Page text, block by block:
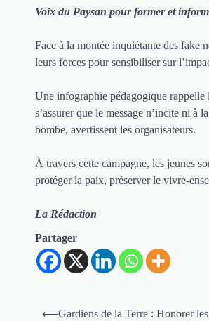
Voix du Paysan pour former et
Face à la montée inquiétante des fake
leurs forces pour sensibiliser sur
Une infographie pédagogique rappelle
s’assurer que le message n’incite ni à
bombe, avertissent les organisateurs.
À travers cette campagne, les jeunes
protéger la paix, préserver le vivre-
La Rédaction
Partager
Navigation
⟵Gardiens de la Terre : Honorer